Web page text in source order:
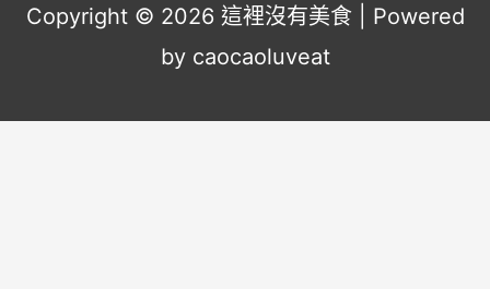
Copyright © 2026 這裡沒有美食 | Powered
by caocaoluveat